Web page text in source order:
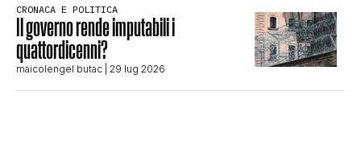
CRONACA E POLITICA
Il governo rende imputabili i
quattordicenni?
maicolengel butac | 29 lug 2026